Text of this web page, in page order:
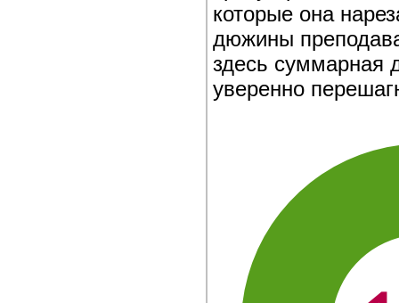
которые она
дюжины
здесь суммарная
уверенно